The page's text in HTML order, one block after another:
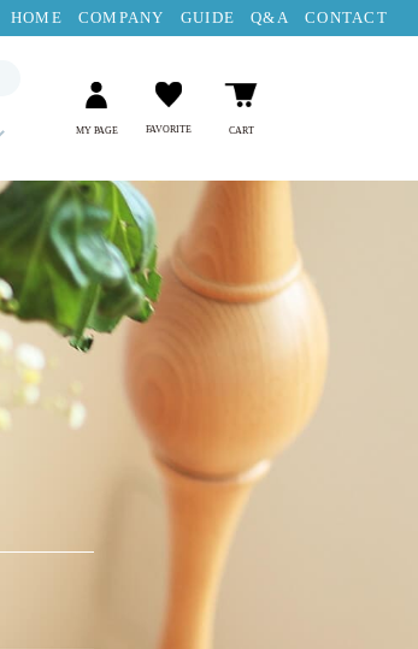
HOME COMPANY GUIDE Q&A CONTACT
MY PAGE FAVORITE CART